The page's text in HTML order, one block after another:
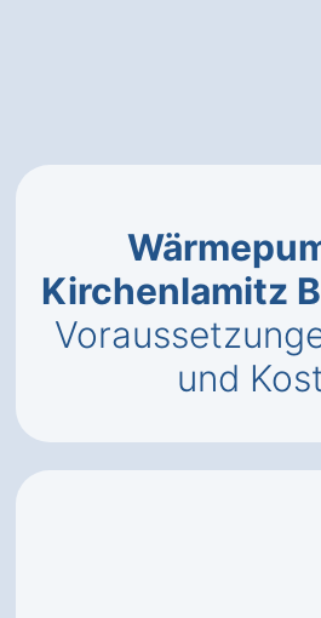
Kirchenlamitz
und